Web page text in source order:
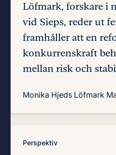
Löfmark, forskare i
vid Sieps, reder ut
framhåller att en
konkurrenskraft
mellan risk och
Monika Hjeds Löfmark
Perspektiv